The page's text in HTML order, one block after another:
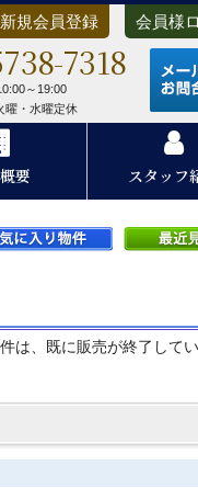
新規会員登録 会員様
7318
～19:00
曜・水曜定休
要 スタッフ
は、既に販売が終了して